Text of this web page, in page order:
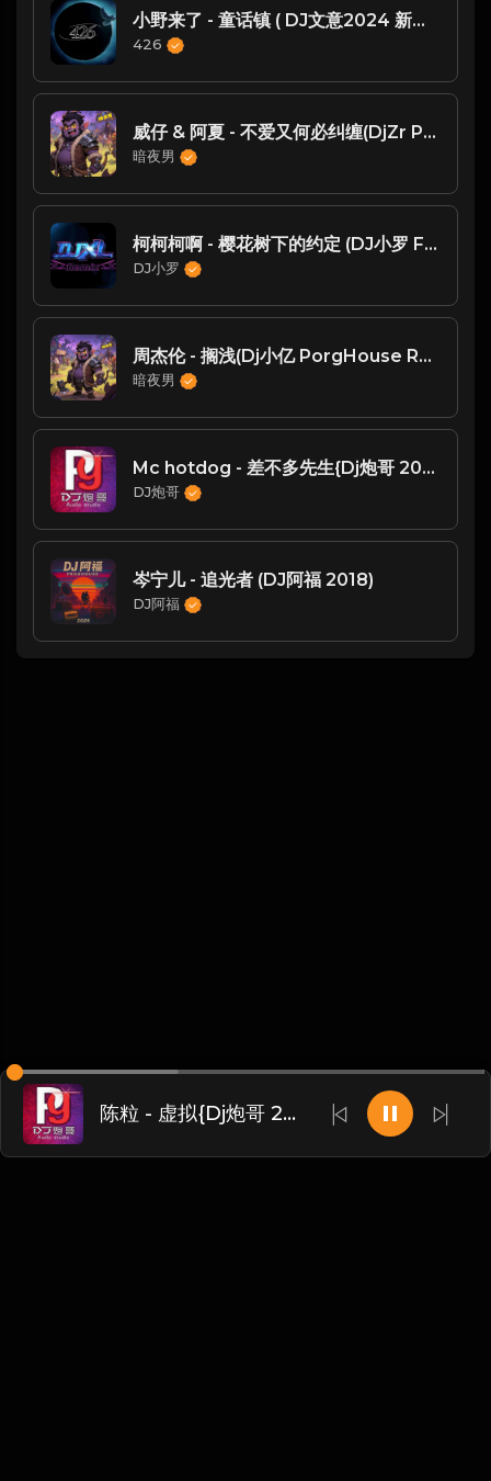
小野来了 - 童话镇 ( DJ文意2024 新福鼓 Mix )
426
威仔 & 阿夏 - 不爱又何必纠缠(DjZr ProgHouse Rmx 2023)
暗夜男
柯柯柯啊 - 樱花树下的约定 (DJ小罗 FunkyHouse Mix 2022)
DJ小罗
周杰伦 - 搁浅(Dj小亿 PorgHouse Rmx 2025) - ProgHouse
暗夜男
Mc hotdog - 差不多先生{Dj炮哥 2021 Remix}
DJ炮哥
岑宁儿 - 追光者 (DJ阿福 2018)
DJ阿福
陈粒 - 虚拟{Dj炮哥 2021 Remix}